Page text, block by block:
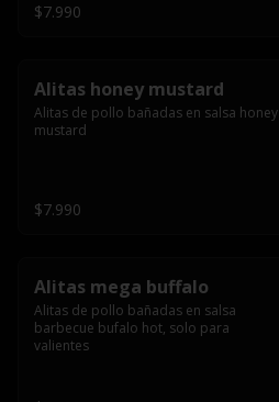
$7.990
Alitas honey mustard
Alitas de pollo bañadas en salsa honey
mustard
$7.990
Alitas mega buffalo
Alitas de pollo bañadas en salsa
barbecue bufalo hot, solo para
valientes